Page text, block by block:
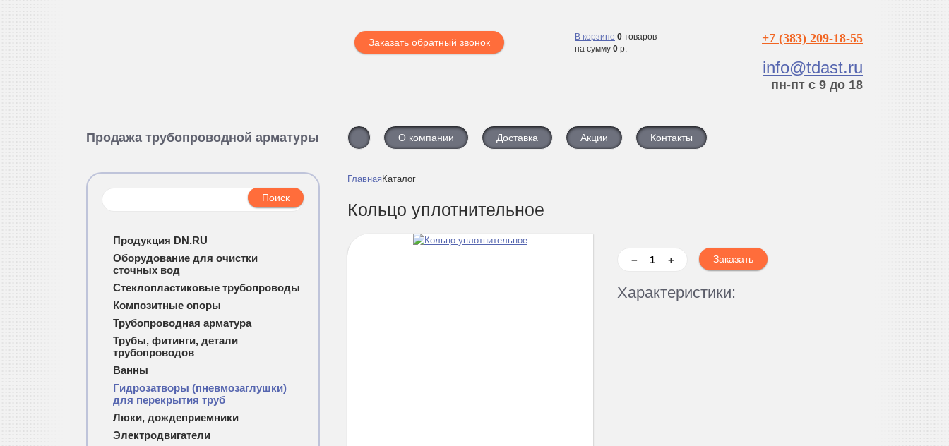
Заказать обратный звонок В корзине 0 товаров
на сумму 0 р.
+7 (383) 209-18-55
info@tdast.ru
пн-пт с 9 до 18
Продажа трубопроводной арматуры О компании Доставка Акции Контакты
Продукция DN.RU
Оборудование для очистки
сточных вод
Стеклопластиковые трубопроводы
Композитные опоры
Трубопроводная арматура
Трубы, фитинги, детали
трубопроводов
Ванны
Гидрозатворы (пневмозаглушки)
для перекрытия труб
Люки, дождеприемники
Электродвигатели
Главная Каталог
Кольцо уплотнительное
− +
Характеристики: